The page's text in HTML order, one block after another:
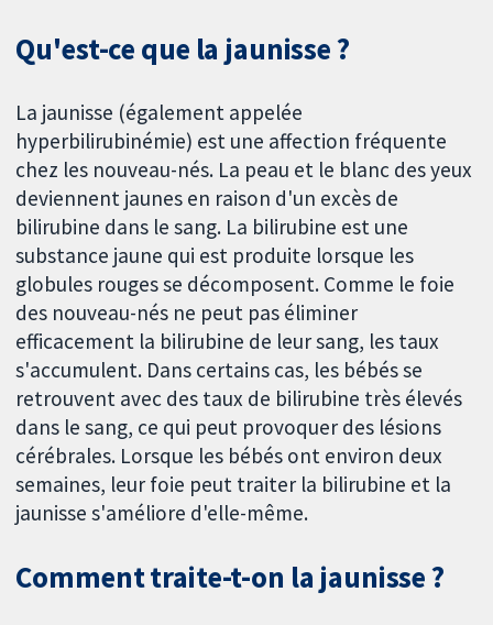
Qu'est-ce que la jaunisse ?
La jaunisse (également appelée
hyperbilirubinémie) est une affection fréquente
chez les nouveau-nés. La peau et le blanc des yeux
deviennent jaunes en raison d'un excès de
bilirubine dans le sang. La bilirubine est une
substance jaune qui est produite lorsque les
globules rouges se décomposent. Comme le foie
des nouveau-nés ne peut pas éliminer
efficacement la bilirubine de leur sang, les taux
s'accumulent. Dans certains cas, les bébés se
retrouvent avec des taux de bilirubine très élevés
dans le sang, ce qui peut provoquer des lésions
cérébrales. Lorsque les bébés ont environ deux
semaines, leur foie peut traiter la bilirubine et la
jaunisse s'améliore d'elle-même.
Comment traite-t-on la jaunisse ?